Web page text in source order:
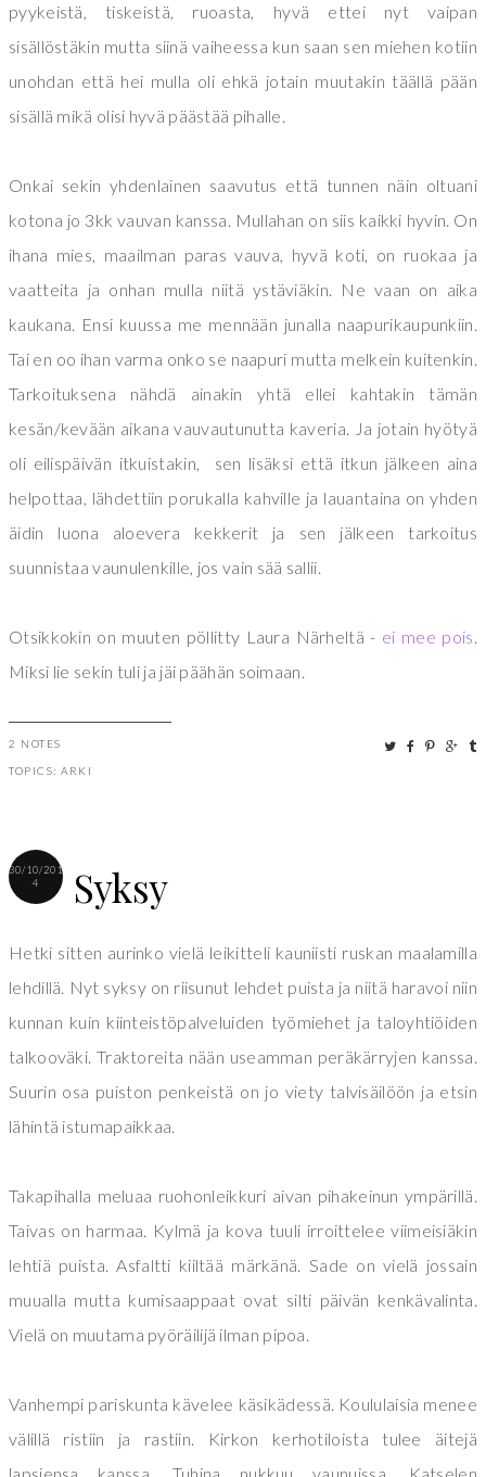
pyykeistä, tiskeistä, ruoasta, hyvä ettei nyt vaipan
sisällöstäkin mutta siinä vaiheessa kun saan sen miehen kotiin
unohdan että hei mulla oli ehkä jotain muutakin täällä pään
sisällä mikä olisi hyvä päästää pihalle.
Onkai sekin yhdenlainen saavutus että tunnen näin oltuani
kotona jo 3kk vauvan kanssa. Mullahan on siis kaikki hyvin. On
ihana mies, maailman paras vauva, hyvä koti, on ruokaa ja
vaatteita ja onhan mulla niitä ystäviäkin. Ne vaan on aika
kaukana. Ensi kuussa me mennään junalla naapurikaupunkiin.
Tai en oo ihan varma onko se naapuri mutta melkein kuitenkin.
Tarkoituksena nähdä ainakin yhtä ellei kahtakin tämän
kesän/kevään aikana vauvautunutta kaveria. Ja jotain hyötyä
oli eilispäivän itkuistakin, sen lisäksi että itkun jälkeen aina
helpottaa, lähdettiin porukalla kahville ja lauantaina on yhden
äidin luona aloevera kekkerit ja sen jälkeen tarkoitus
suunnistaa vaunulenkille, jos vain sää sallii.
Otsikkokin on muuten pöllitty Laura Närheltä - ei mee pois.
Miksi lie sekin tuli ja jäi päähän soimaan.
2 NOTES
TOPICS: ARKI
30/10/201
4
Syksy
Hetki sitten aurinko vielä leikitteli kauniisti ruskan maalamilla
lehdillä. Nyt syksy on riisunut lehdet puista ja niitä haravoi niin
kunnan kuin kiinteistöpalveluiden työmiehet ja taloyhtiöiden
talkooväki. Traktoreita nään useamman peräkärryjen kanssa.
Suurin osa puiston penkeistä on jo viety talvisäilöön ja etsin
lähintä istumapaikkaa.
Takapihalla meluaa ruohonleikkuri aivan pihakeinun ympärillä.
Taivas on harmaa. Kylmä ja kova tuuli irroittelee viimeisiäkin
lehtiä puista. Asfaltti kiiltää märkänä. Sade on vielä jossain
muualla mutta kumisaappaat ovat silti päivän kenkävalinta.
Vielä on muutama pyöräilijä ilman pipoa.
Vanhempi pariskunta kävelee käsikädessä. Koululaisia menee
välillä ristiin ja rastiin. Kirkon kerhotiloista tulee äitejä